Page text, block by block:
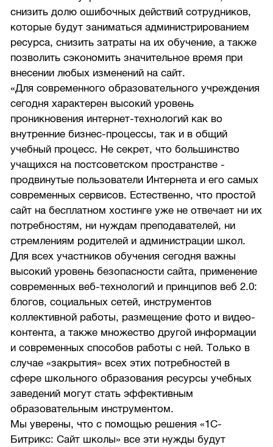
снизить долю ошибочных действий сотрудников,
которые будут заниматься администрированием
ресурса, снизить затраты на их обучение, а также
позволить сэкономить значительное время при
внесении любых изменений на сайт.
«Для современного образовательного учреждения
сегодня характерен высокий уровень
проникновения интернет-технологий как во
внутренние бизнес-процессы, так и в общий
учебный процесс. Не секрет, что большинство
учащихся на постсоветском пространстве -
продвинутые пользователи Интернета и его самых
современных сервисов. Естественно, что простой
сайт на бесплатном хостинге уже не отвечает ни их
потребностям, ни нуждам преподавателей, ни
стремлениям родителей и администрации школ.
Для всех участников обучения сегодня важны
высокий уровень безопасности сайта, применение
современных веб-технологий и принципов веб 2.0:
блогов, социальных сетей, инструментов
коллективной работы, размещение фото и видео-
контента, а также множество другой информации
и современных способов работы с ней. Только в
случае «закрытия» всех этих потребностей в
сфере школьного образования ресурсы учебных
заведений могут стать эффективным
образовательным инструментом.
Мы уверены, что с помощью решения «1С-
Битрикс: Сайт школы» все эти нужды будут